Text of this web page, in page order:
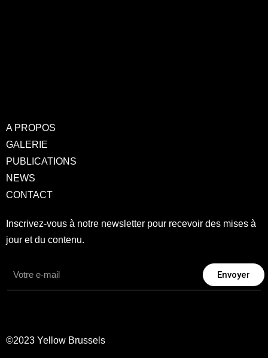
A PROPOS
GALERIE
PUBLICATIONS
NEWS
CONTACT
Inscrivez-vous à notre newsletter pour recevoir des mises à
jour et du contenu.
Envoyer
©2023 Yellow Brussels